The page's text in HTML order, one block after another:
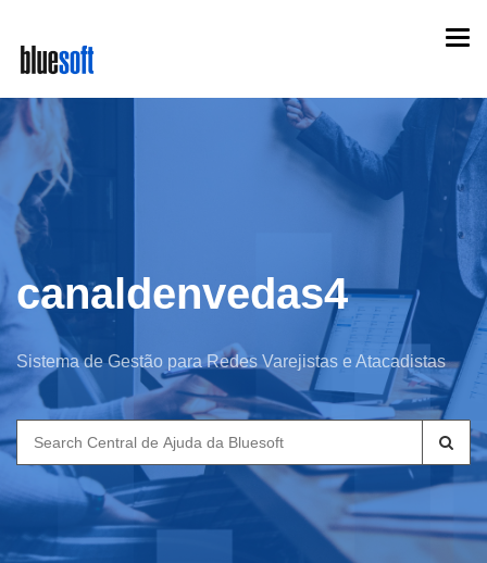
main
content
canaldenvedas4
Sistema de Gestão para Redes Varejistas e Atacadistas
Search
for: